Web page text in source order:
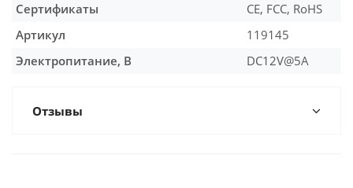
Сертификаты
CE, FCC, RoHS
Артикул
119145
Электропитание, В
DC12V@5A
Отзывы